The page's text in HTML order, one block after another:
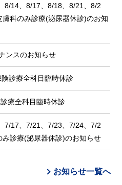
8/14、8/17、8/18、8/21、8/2
科のみ診療(泌尿器休診)のお知
ンスのお知らせ
診療全科目臨時休診
療全科目臨時休診
7/17、7/21、7/23、7/24、7/2
み診療(泌尿器休診)のお知らせ
お知らせ一覧へ